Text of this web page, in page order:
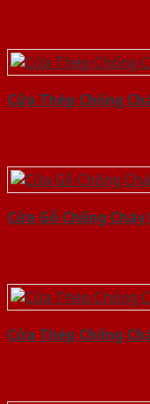
Cửa Thép Chống
Cửa Gỗ Chống Cháy
Cửa Thép Chống